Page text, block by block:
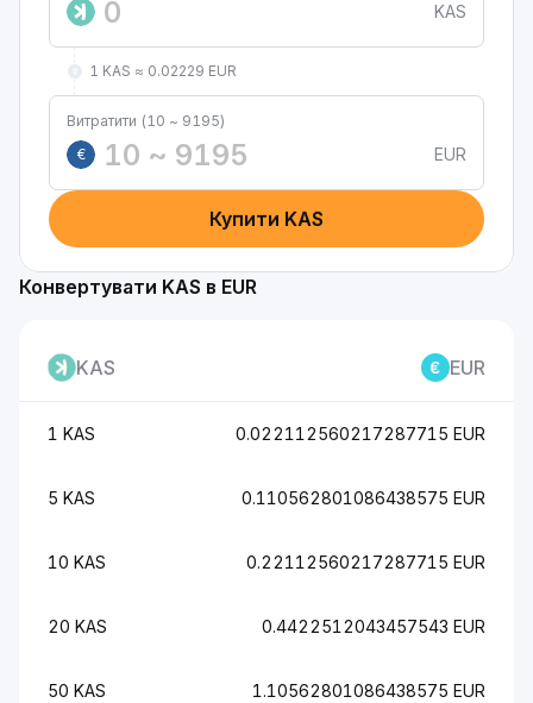
KAS
1 KAS ≈ 0.02229 EUR
Витратити (10 ~ 9195)
€
EUR
Купити KAS
Конвертувати KAS в EUR
KAS EUR
1 KAS 0.022112560217287715 EUR
5 KAS 0.110562801086438575 EUR
10 KAS 0.22112560217287715 EUR
20 KAS 0.4422512043457543 EUR
50 KAS 1.10562801086438575 EUR